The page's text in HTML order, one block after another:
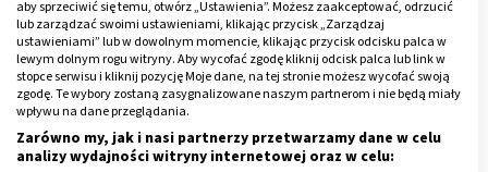
aby sprzeciwić się temu, otwórz „Ustawienia”. Możesz zaakceptować, odrzucić
lub zarządzać swoimi ustawieniami, klikając przycisk „Zarządzaj
ustawieniami” lub w dowolnym momencie, klikając przycisk odcisku palca w
lewym dolnym rogu witryny. Aby wycofać zgodę kliknij odcisk palca lub link w
stopce serwisu i kliknij pozycję Moje dane, na tej stronie możesz wycofać swoją
zgodę. Te wybory zostaną zasygnalizowane naszym partnerom i nie będą miały
wpływu na dane przeglądania.
Zarówno my, jak i nasi partnerzy przetwarzamy dane w celu
analizy wydajności witryny internetowej oraz w celu: